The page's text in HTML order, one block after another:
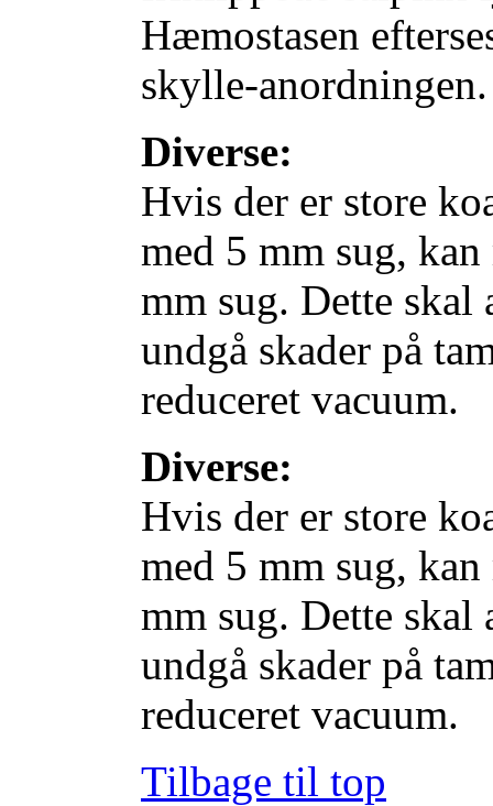
Hæmostasen
skylle-anordningen.
Diverse:
Hvis der er store
med 5 mm sug,
mm sug. Dette skal
undgå skader på
reduceret vacuum.
Diverse:
Hvis der er store
med 5 mm sug,
mm sug. Dette skal
undgå skader på
reduceret vacuum.
Tilbage til top